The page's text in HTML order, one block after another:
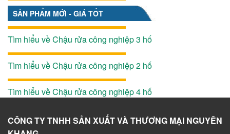
SẢN PHẨM MỚI - GIÁ TỐT
Tìm hiểu về Chậu rửa công nghiệp 3 hố
Tìm hiểu về Chậu rửa công nghiệp 2 hố
Tìm hiểu về Chậu rửa công nghiệp 4 hố
CÔNG TY TNHH SẢN XUẤT VÀ THƯƠNG MẠI NGUYÊN